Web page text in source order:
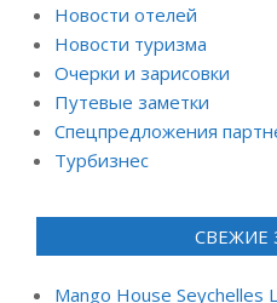
Новости отелей
Новости туризма
Очерки и зарисовки
Путевые заметки
Спецпредложения
Турбизнес
СВЕЖИЕ
Mango House Seychelles